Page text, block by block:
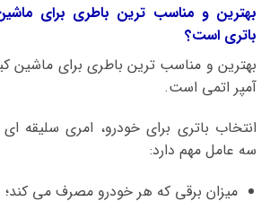
بهترین و مناسب ترین باطری برای
باتری است؟
آمپر اتمی است.
انتخاب باتری برای خودرو، امری سلیقه
سه عامل مهم دارد:
میزان برقی که هر خودرو مصرف می کند؛